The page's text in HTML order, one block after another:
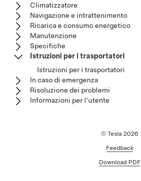
Climatizzatore
Navigazione e intrattenimento
Ricarica e consumo energetico
Manutenzione
Specifiche
Istruzioni per i trasportatori
Istruzioni per i trasportatori
In caso di emergenza
Risoluzione dei problemi
Informazioni per l'utente
© Tesla 2026
Feedback
Download PDF